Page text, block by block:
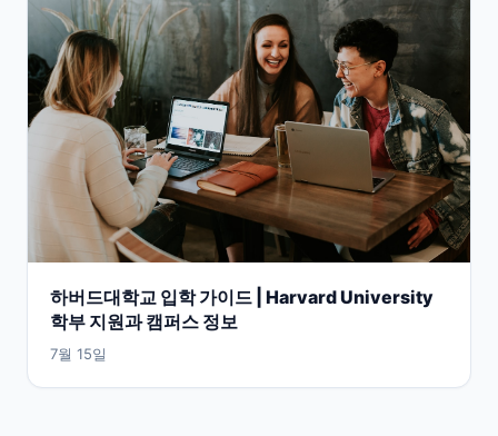
하버드대학교 입학 가이드 | Harvard University
학부 지원과 캠퍼스 정보
7월 15일